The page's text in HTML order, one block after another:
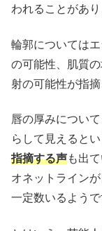
われることがあ
輪郭については
の可能性、肌質
射の可能性が指摘
唇の厚みについ
らして見えるとい
指摘する声も出
オネットライン
一定数いるようで